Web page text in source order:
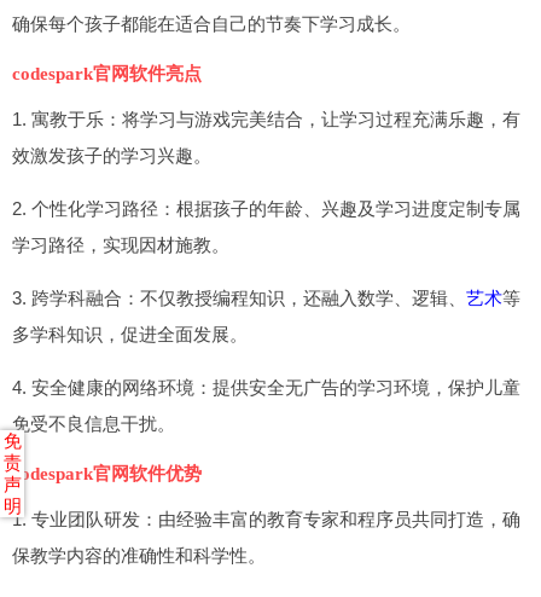
确保每个孩子都能在适合自己的节奏下学习成长。
codespark官网软件亮点
1. 寓教于乐：将学习与游戏完美结合，让学习过程充满乐趣，有
效激发孩子的学习兴趣。
2. 个性化学习路径：根据孩子的年龄、兴趣及学习进度定制专属
学习路径，实现因材施教。
3. 跨学科融合：不仅教授编程知识，还融入数学、逻辑、 艺术等
多学科知识，促进全面发展。
4. 安全健康的网络环境：提供安全无广告的学习环境，保护儿童
免受不良信息干扰。
codespark官网软件优势
1. 专业团队研发：由经验丰富的教育专家和程序员共同打造，确
保教学内容的准确性和科学性。
免
责
声
明